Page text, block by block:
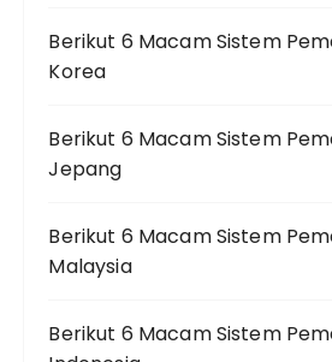
Berikut 6 Macam Sistem
Korea
Berikut 6 Macam Sistem
Jepang
Berikut 6 Macam Sistem
Malaysia
Berikut 6 Macam Sistem